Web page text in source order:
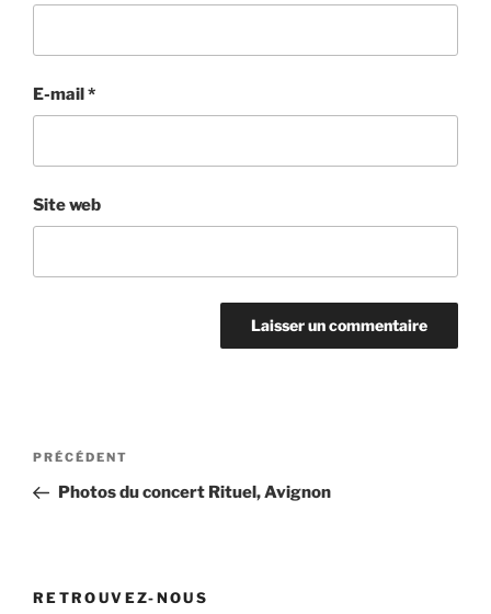
E-mail*
Site web
Navigation
l’article
Article
précédent
PRÉCÉDENT
Photos du concert Rituel, Avignon
RETROUVEZ-NOUS